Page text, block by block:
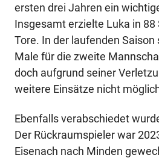
ersten drei Jahren ein
Insgesamt erzielte Luka in 88
Tore. In der laufenden
Male für die zweite
doch aufgrund seiner
weitere Einsätze nicht
Ebenfalls verabschiedet
Der Rückraumspieler war
Eisenach nach Minden